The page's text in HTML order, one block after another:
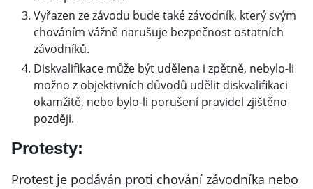
Vyřazen ze závodu bude také závodník, který svým
chováním vážně narušuje bezpečnost ostatních
závodníků.
Diskvalifikace může být udělena i zpětně, nebylo-li
možno z objektivních důvodů udělit diskvalifikaci
okamžitě, nebo bylo-li porušení pravidel zjištěno
později.
Protesty:
Protest je podáván proti chování závodníka nebo